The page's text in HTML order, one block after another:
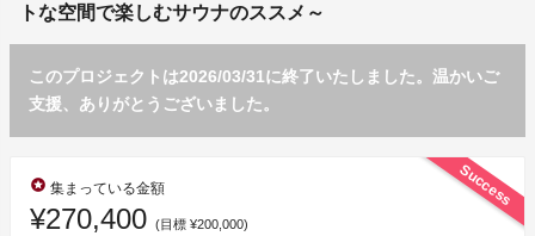
トな空間で楽しむサウナのススメ～
このプロジェクトは2026/03/31に終了いたしました。温かいご
支援、ありがとうございました。
Success
stars 集まっている金額
¥270,400 (目標 ¥200,000)